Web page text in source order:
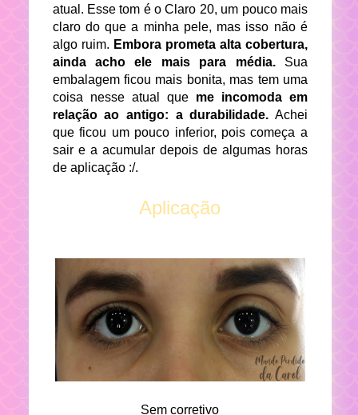
atual. Esse tom é o Claro 20, um pouco mais
claro do que a minha pele, mas isso não é
algo ruim. Embora prometa alta cobertura,
ainda acho ele mais para média.Sua
embalagem ficou mais bonita, mas tem uma
coisa nesse atual que me incomoda em
relação ao antigo: a durabilidade. Achei
que ficou um pouco inferior, pois começa a
sair e a acumular depois de algumas horas
de aplicação :/.
Aplicação
Sem corretivo